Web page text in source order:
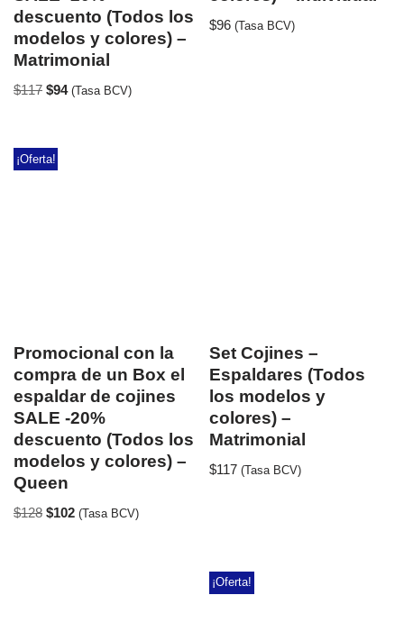
descuento (Todos los
modelos y colores) –
Matrimonial
$117 $94 (Tasa BCV)
$96 (Tasa BCV)
¡Oferta!
Promocional con la
compra de un Box el
espaldar de cojines
SALE -20%
descuento (Todos los
modelos y colores) –
Queen
$128 $102 (Tasa BCV)
Set Cojines –
Espaldares (Todos
los modelos y
colores) –
Matrimonial
$117 (Tasa BCV)
¡Oferta!